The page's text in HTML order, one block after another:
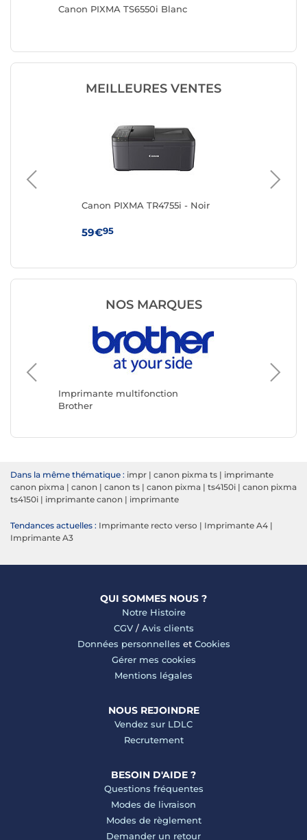
Canon PIXMA TS6550i Blanc
MEILLEURES VENTES
Canon PIXMA TR4755i - Noir
59€95
NOS MARQUES
Imprimante multifonction
Brother
HP
Dans la même thématique : impr | canon pixma ts | imprimante
canon pixma | canon | canon ts | canon pixma | ts4150i | canon pixma
ts4150i | imprimante canon | imprimante
Tendances actuelles : Imprimante recto verso | Imprimante A4 |
Imprimante A3
QUI SOMMES NOUS ?
Notre Histoire
CGV/ Avis clients
Données personnelles et Cookies
Gérer mes cookies
Mentions légales
NOUS REJOINDRE
Vendez sur LDLC
Recrutement
BESOIN D'AIDE ?
Questions fréquentes
Modes de livraison
Modes de règlement
Demander un retour